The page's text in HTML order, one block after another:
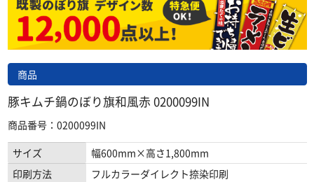
商品
豚キムチ鍋のぼり旗和風赤 0200099IN
商品番号：0200099IN
サイズ
幅600mm×高さ1,800mm
印刷方法
フルカラーダイレクト捺染印刷